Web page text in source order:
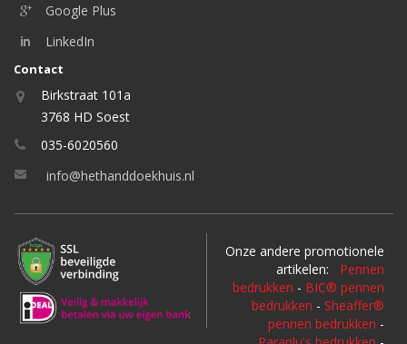
Google Plus
LinkedIn
Contact
Birkstraat 101a
3768 HD Soest
035-6020560
info@hethanddoekhuis.nl
Onze andere promotionele
artikelen: Pennen
bedrukken - BIC® pennen
bedrukken - Sheaffer®
pennen bedrukken -